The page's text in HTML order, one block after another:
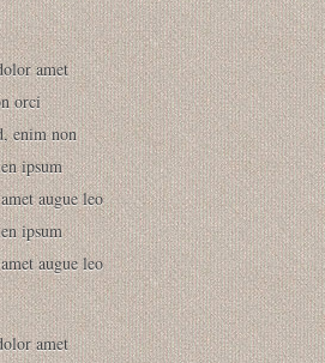
amet
orci
enim non
ipsum
augue leo
ipsum
augue leo
amet